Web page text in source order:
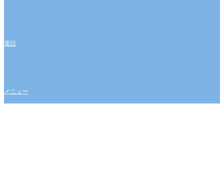
電話
メニュー